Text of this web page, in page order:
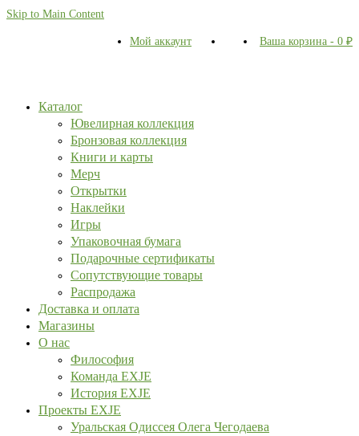
Skip to Main Content
Мой аккаунт Ваша корзина - 0 ₽
Каталог
Ювелирная коллекция
Бронзовая коллекция
Книги и карты
Мерч
Открытки
Наклейки
Игры
Упаковочная бумага
Подарочные сертификаты
Сопутствующие товары
Распродажа
Доставка и оплата
Магазины
О нас
Философия
Команда EXJE
История EXJE
Проекты EXJE
Уральская Одиссея Олега Чегодаева